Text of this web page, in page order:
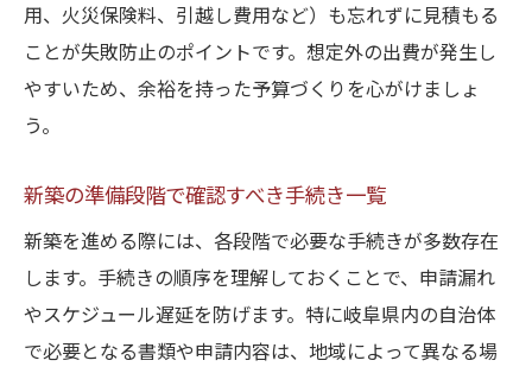
用、火災保険料、引越し費用など）も忘れずに見積もる
ことが失敗防止のポイントです。想定外の出費が発生し
やすいため、余裕を持った予算づくりを心がけましょ
う。
新築の準備段階で確認すべき手続き一覧
新築を進める際には、各段階で必要な手続きが多数存在
します。手続きの順序を理解しておくことで、申請漏れ
やスケジュール遅延を防げます。特に岐阜県内の自治体
で必要となる書類や申請内容は、地域によって異なる場